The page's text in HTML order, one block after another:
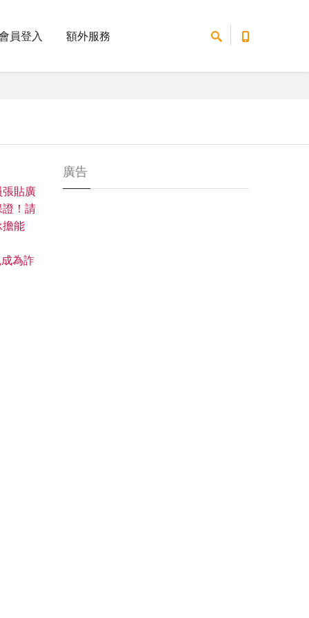
員登入 額外服務
張貼廣
證！請
擔能
為詐
廣告